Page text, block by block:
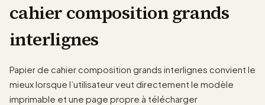
cahier composition grands
interlignes
Papier de cahier composition grands interlignes convient le
mieux lorsque l’utilisateur veut directement le modèle
imprimable et une page propre à télécharger